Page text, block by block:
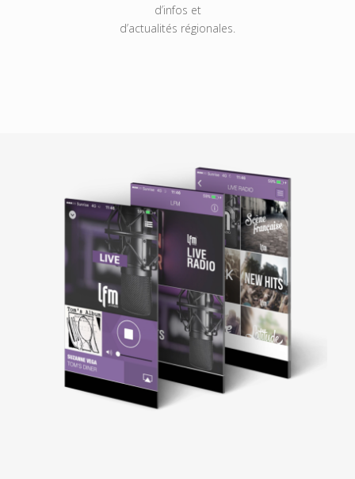
d’infos et
d’actualités régionales.